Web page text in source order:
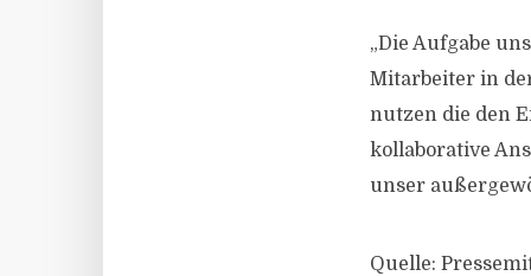
„Die Aufgabe
Mitarbeiter in
nutzen die den
kollaborative
unser
Quelle: